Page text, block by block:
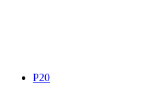
P20